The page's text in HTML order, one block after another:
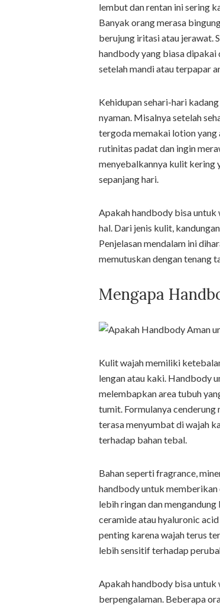
lembut dan rentan ini sering
Banyak orang merasa
berujung iritasi atau jerawat.
handbody yang biasa
setelah mandi atau terpapar
Kehidupan sehari-hari
nyaman. Misalnya setelah
tergoda memakai lotion yang
rutinitas padat dan ingin
menyebalkannya kulit kering
sepanjang hari.
Apakah handbody bisa untuk
hal. Dari jenis kulit,
Penjelasan mendalam ini
memutuskan dengan tenang
Mengapa
Kulit wajah memiliki
lengan atau kaki. Handbody
melembapkan area tubuh
tumit. Formulanya
terasa menyumbat di wajah
terhadap bahan tebal.
Bahan seperti fragrance,
handbody untuk memberikan
lebih ringan dan
ceramide atau hyaluronic
penting karena wajah terus
lebih sensitif terhadap
Apakah handbody bisa untuk
berpengalaman. Beberapa